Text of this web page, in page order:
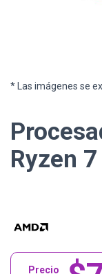
* Las imágenes se
Ryzen
Precio